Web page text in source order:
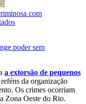
com
poder sem
a extorsão de pequenos
da organização
Os crimes ocorriam
Zona Oeste do Rio.